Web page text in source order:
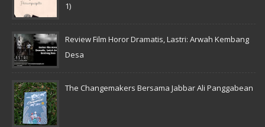
1)
Review Film Horor Dramatis, Lastri: Arwah Kembang
Desa
The Changemakers Bersama Jabbar Ali Panggabean